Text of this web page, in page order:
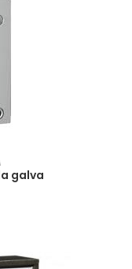
galva